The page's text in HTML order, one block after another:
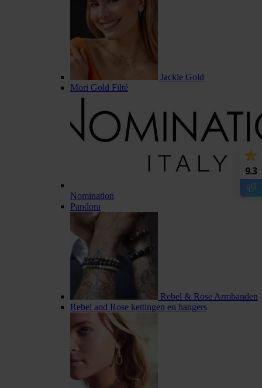
Jackie Gold
Mori Gold Filté
Nomination
Pandora
Rebel & Rose Armbanden
Rebel and Rose kettingen en hangers
9.3